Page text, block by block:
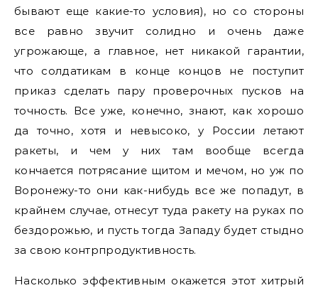
бывают еще какие-то условия), но со стороны
все равно звучит солидно и очень даже
угрожающе, а главное, нет никакой гарантии,
что солдатикам в конце концов не поступит
приказ сделать пару проверочных пусков на
точность. Все уже, конечно, знают, как хорошо
да точно, хотя и невысоко, у России летают
ракеты, и чем у них там вообще всегда
кончается потрясание щитом и мечом, но уж по
Воронежу-то они как-нибудь все же попадут, в
крайнем случае, отнесут туда ракету на руках по
бездорожью, и пусть тогда Западу будет стыдно
за свою контрпродуктивность.
Насколько эффективным окажется этот хитрый